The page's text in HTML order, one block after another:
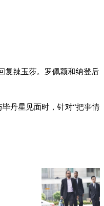
复辣玉莎。罗佩颖和纳登后
丹星见面时，针对“把事情